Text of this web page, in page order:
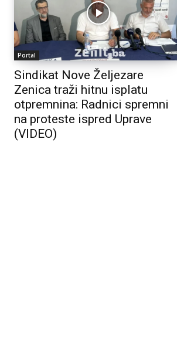
Portal
Sindikat Nove Željezare
Zenica traži hitnu isplatu
otpremnina: Radnici spremni
na proteste ispred Uprave
(VIDEO)